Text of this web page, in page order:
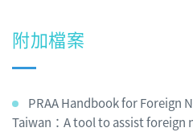
附加檔案
PRAA Handbook for Foreign
Taiwan：A tool to assist foreign